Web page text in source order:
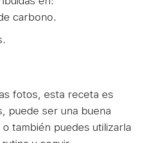
carbono.
fotos, esta receta es
puede ser una buena
también puedes utilizarla